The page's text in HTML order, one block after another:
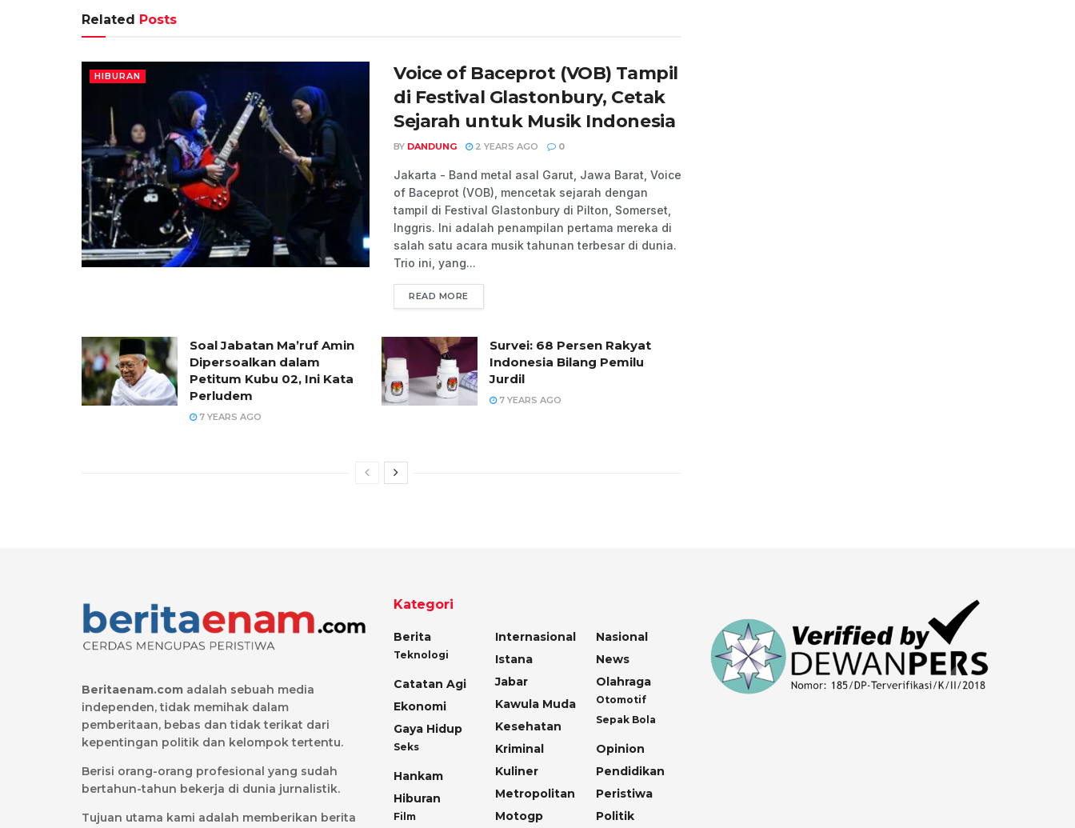
Related Posts
HIBURAN
Voice of Baceprot (VOB) Tampil
di Festival Glastonbury, Cetak
Sejarah untuk Musik Indonesia
BY DANDUNG 2 YEARS AGO 0
Jakarta - Band metal asal Garut, Jawa Barat, Voice
of Baceprot (VOB), mencetak sejarah dengan
tampil di Festival Glastonbury di Pilton, Somerset,
Inggris. Ini adalah penampilan pertama mereka di
salah satu acara musik tahunan terbesar di dunia.
Trio ini, yang...
READ MORE
Soal Jabatan Ma’ruf Amin
Dipersoalkan dalam
Petitum Kubu 02, Ini Kata
Perludem
7 YEARS AGO
Survei: 68 Persen Rakyat
Indonesia Bilang Pemilu
Jurdil
7 YEARS AGO
Beritaenam.com adalah sebuah media
independen, tidak memihak dalam
pemberitaan, bebas dan tidak terikat dari
kepentingan politik dan kelompok tertentu.
Berisi orang-orang profesional yang sudah
bertahun-tahun bekerja di dunia jurnalistik.
Tujuan utama kami adalah memberikan berita
Kategori
Berita
Teknologi
Catatan Agi
Ekonomi
Gaya Hidup
Seks
Hankam
Hiburan
Film
Internasional
Istana
Jabar
Kawula Muda
Kesehatan
Kriminal
Kuliner
Metropolitan
Motogp
Nasional
News
Olahraga
Otomotif
Sepak Bola
Opinion
Pendidikan
Peristiwa
Politik